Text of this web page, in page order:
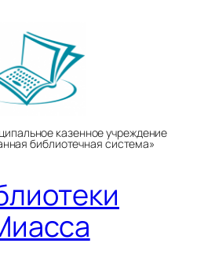
казенное учреждение
библиотечная система»